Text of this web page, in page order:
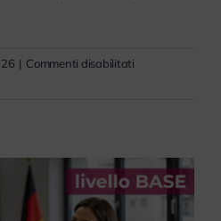
| Commenti disabilitatisu